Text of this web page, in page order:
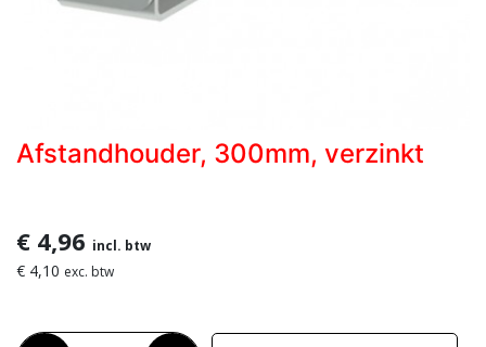
Afstandhouder, 300mm, verzinkt
€ 4,96 incl. btw
€ 4,10 exc. btw